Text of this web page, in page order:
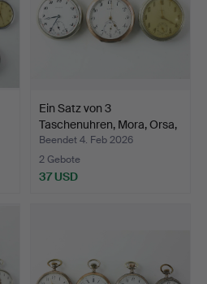
Ein Satz von 3
Taschenuhren, Mora, Orsa,
M…
Beendet 4. Feb 2026
2 Gebote
37 USD